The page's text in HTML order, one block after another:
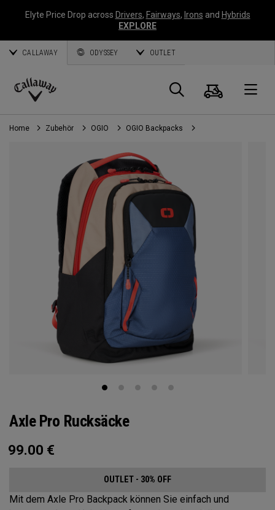
Elyte Price Drop across Drivers, Fairways, Irons and Hybrids
EXPLORE
CALLAWAY ODYSSEY OUTLET
Callaway
Golf
Suche
Home Zubehör OGIO OGIO Backpacks
Axle Pro Rucksäcke
99.00 €
OUTLET - 30% OFF
Mit dem Axle Pro Backpack können Sie einfach und